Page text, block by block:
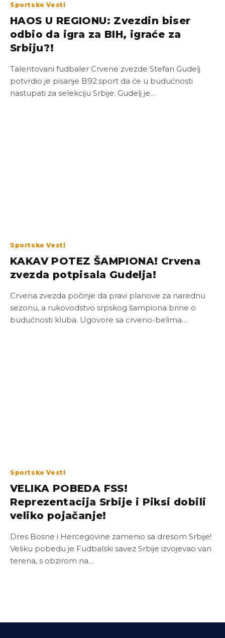
Sportske Vesti
HAOS U REGIONU: Zvezdin biser
odbio da igra za BIH, igraće za
Srbiju?!
Talentovani fudbaler Crvene zvezde Stefan Gudelj
potvrdio je pisanje B92.sport da će u budućnosti
nastupati za selekciju Srbije. Gudelj je…
Sportske Vesti
KAKAV POTEZ ŠAMPIONA! Crvena
zvezda potpisala Gudelja!
Crvena zvezda počinje da pravi planove za narednu
sezonu, a rukovodstvo srpskog šampiona brine o
budućnosti kluba. Ugovore sa crveno-belima…
Sportske Vesti
VELIKA POBEDA FSS!
Reprezentacija Srbije i Piksi dobili
veliko pojačanje!
Dres Bosne i Hercegovine zamenio sa dresom Srbije!
Veliku pobedu je Fudbalski savez Srbije izvojevao van
terena, s obzirom na…